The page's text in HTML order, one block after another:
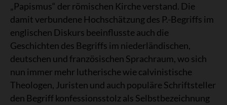
„Papismus“ der römischen Kirche verstand. Die
damit verbundene Hochschätzung des P.-Begriffs im
englischen Diskurs beeinflusste auch die
Geschichten des Begriffs im niederländischen,
deutschen und französischen Sprachraum, wo sich
nun immer mehr lutherische wie calvinistische
Theologen, Juristen und auch populäre Schriftsteller
den Begriff konfessionsstolz als Selbstbezeichnung